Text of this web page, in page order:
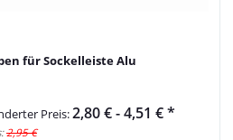
für Sockelleiste Alu
Preis:2,80 € -4,51 €*
2,95 €